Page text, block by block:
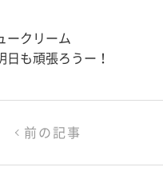
ークリーム
日も頑張ろうー！
前の記事